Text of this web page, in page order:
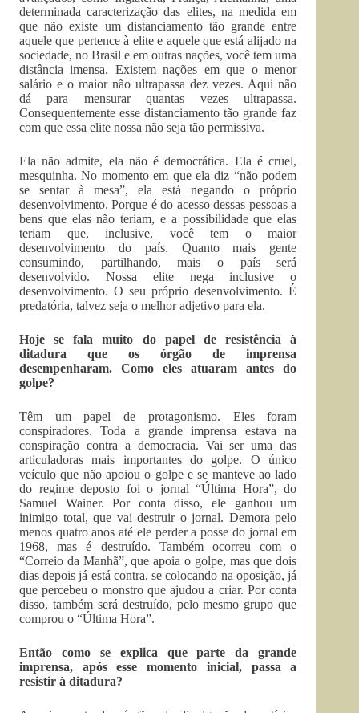
determinada caracterização das elites, na medida em
que não existe um distanciamento tão grande entre
aquele que pertence à elite e aquele que está alijado na
sociedade, no Brasil e em outras nações, você tem uma
distância imensa. Existem nações em que o menor
salário e o maior não ultrapassa dez vezes. Aqui não
dá para mensurar quantas vezes ultrapassa.
Consequentemente esse distanciamento tão grande faz
com que essa elite nossa não seja tão permissiva.
Ela não admite, ela não é democrática. Ela é cruel,
mesquinha. No momento em que ela diz “não podem
se sentar à mesa”, ela está negando o próprio
desenvolvimento. Porque é do acesso dessas pessoas a
bens que elas não teriam, e a possibilidade que elas
teriam que, inclusive, você tem o maior
desenvolvimento do país. Quanto mais gente
consumindo, partilhando, mais o país será
desenvolvido. Nossa elite nega inclusive o
desenvolvimento. O seu próprio desenvolvimento. É
predatória, talvez seja o melhor adjetivo para ela.
Hoje se fala muito do papel de resistência à
ditadura que os órgão de imprensa
desempenharam. Como eles atuaram antes do
golpe?
Têm um papel de protagonismo. Eles foram
conspiradores. Toda a grande imprensa estava na
conspiração contra a democracia. Vai ser uma das
articuladoras mais importantes do golpe. O único
veículo que não apoiou o golpe e se manteve ao lado
do regime deposto foi o jornal “Última Hora”, do
Samuel Wainer. Por conta disso, ele ganhou um
inimigo total, que vai destruir o jornal. Demora pelo
menos quatro anos até ele perder a posse do jornal em
1968, mas é destruído. Também ocorreu com o
“Correio da Manhã”, que apoia o golpe, mas que dois
dias depois já está contra, se colocando na oposição, já
que percebeu o monstro que ajudou a criar. Por conta
disso, também será destruído, pelo mesmo grupo que
comprou o “Última Hora”.
Então como se explica que parte da grande
imprensa, após esse momento inicial, passa a
resistir à ditadura?